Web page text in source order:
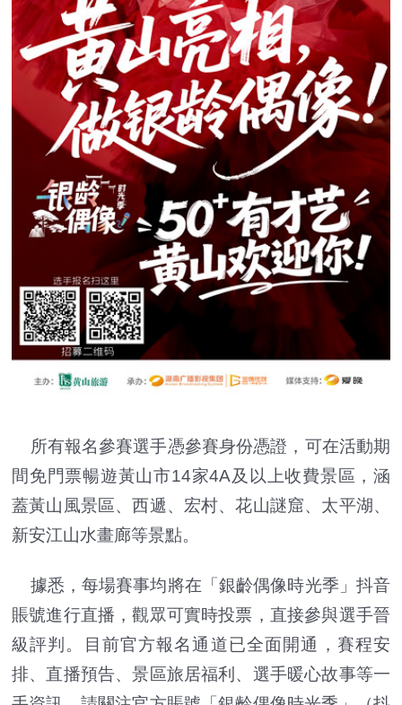
所有報名參賽選手憑參賽身份憑證，可在活動期
間免門票暢遊黃山市14家4A及以上收費景區，涵
蓋黃山風景區、西遞、宏村、花山謎窟、太平湖、
新安江山水畫廊等景點。
據悉，每場賽事均將在「銀齡偶像時光季」抖音
賬號進行直播，觀眾可實時投票，直接參與選手晉
級評判。目前官方報名通道已全面開通，賽程安
排、直播預告、景區旅居福利、選手暖心故事等一